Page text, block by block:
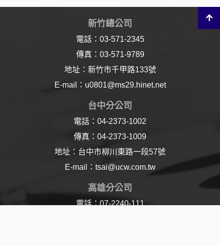
新竹總公司
電話：03-571-2345
傳真：03-571-9789
地址：新竹市千甲路133號
E-mail：u0801@ms29.hinet.net
台中分公司
電話：04-2373-1002
傳真：04-2373-1009
地址：台中市柳川東路一段57號
E-mail：tsai@ucw.com.tw
高雄分公司
電話：07-2240-111